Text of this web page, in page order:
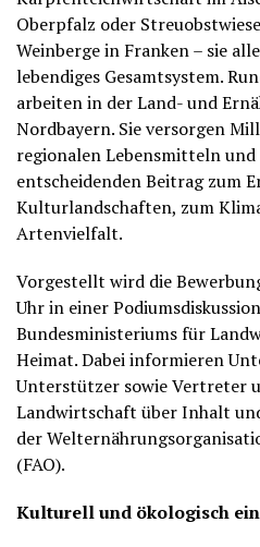
Oberpfalz oder
Weinberge in Franken – sie
lebendiges Gesamtsystem.
arbeiten in der Land- und
Nordbayern. Sie versorgen
regionalen Lebensmitteln
entscheidenden Beitrag zum
Kulturlandschaften, zum
Artenvielfalt.
Vorgestellt wird die
Uhr in einer
Bundesministeriums für
Heimat. Dabei informieren
Unterstützer sowie Vertreter
Landwirtschaft über Inhalt
der
(FAO).
Kulturell und ökologisch ein